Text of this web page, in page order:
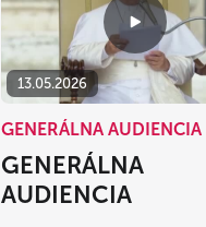
13.05.2026
GENERÁLNA AUDIENCIA
GENERÁLNA
AUDIENCIA